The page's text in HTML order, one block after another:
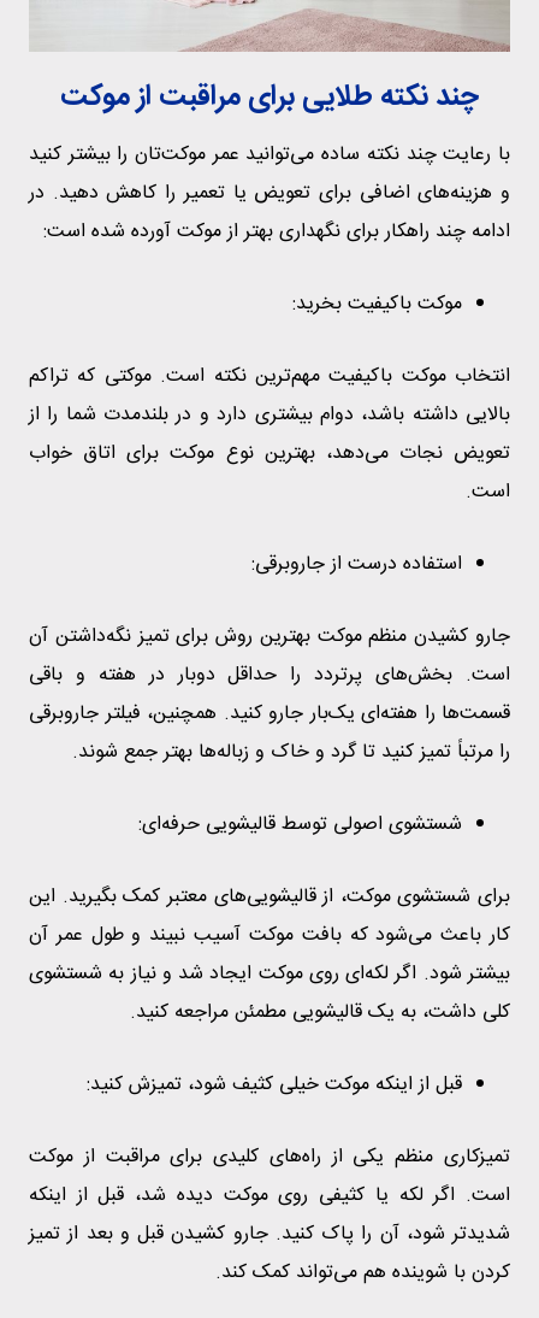
چند نکته طلایی برای مراقبت از موکت
با رعایت چند نکته ساده می‌توانید عمر موکت‌تان را بیشتر کنید
و هزینه‌های اضافی برای تعویض یا تعمیر را کاهش دهید. در
ادامه چند راهکار برای نگهداری بهتر از موکت آورده شده است:
موکت باکیفیت بخرید:
انتخاب موکت باکیفیت مهم‌ترین نکته است. موکتی که تراکم
بالایی داشته باشد، دوام بیشتری دارد و در بلندمدت شما را از
تعویض نجات می‌دهد، بهترین نوع موکت برای اتاق خواب
است.
استفاده درست از جاروبرقی:
جارو کشیدن منظم موکت بهترین روش برای تمیز نگه‌داشتن آن
است. بخش‌های پرتردد را حداقل دوبار در هفته و باقی
قسمت‌ها را هفته‌ای یک‌بار جارو کنید. همچنین، فیلتر جاروبرقی
را مرتباً تمیز کنید تا گرد و خاک و زباله‌ها بهتر جمع شوند.
شستشوی اصولی توسط قالیشویی حرفه‌ای:
برای شستشوی موکت، از قالیشویی‌های معتبر کمک بگیرید. این
کار باعث می‌شود که بافت موکت آسیب نبیند و طول عمر آن
بیشتر شود. اگر لکه‌ای روی موکت ایجاد شد و نیاز به شستشوی
کلی داشت، به یک قالیشویی مطمئن مراجعه کنید.
قبل از اینکه موکت خیلی کثیف شود، تمیزش کنید:
تمیزکاری منظم یکی از راه‌های کلیدی برای مراقبت از موکت
است. اگر لکه یا کثیفی روی موکت دیده شد، قبل از اینکه
شدیدتر شود، آن را پاک کنید. جارو کشیدن قبل و بعد از تمیز
کردن با شوینده هم می‌تواند کمک کند.